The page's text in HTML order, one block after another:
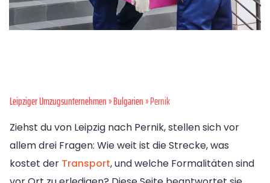
Leipziger Umzugsunternehmen»Bulgarien» Pernik
Ziehst du von Leipzig nach Pernik, stellen sich vor
allem drei Fragen: Wie weit ist die Strecke, was
kostet der Transport, und welche Formalitäten sind